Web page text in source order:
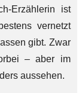
Erzählerin ist
vernetzt
gibt. Zwar
– aber im
aussehen.